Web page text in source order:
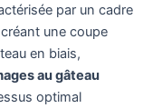
par un cadre
une coupe
en biais,
au gâteau
optimal